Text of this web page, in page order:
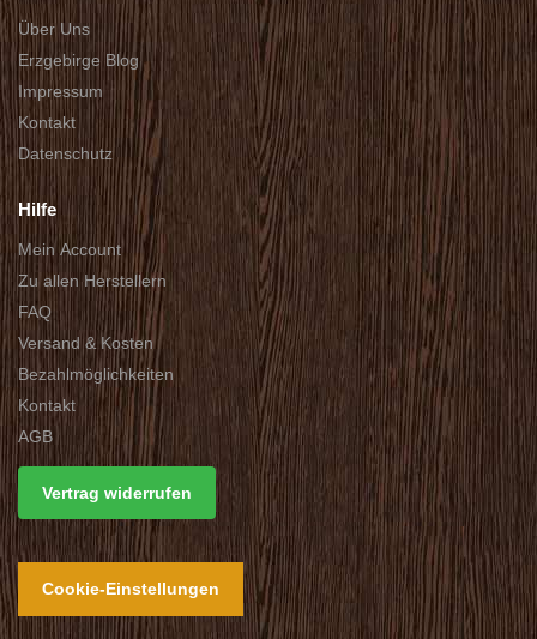
Über Uns
Erzgebirge Blog
Impressum
Kontakt
Datenschutz
Hilfe
Mein Account
Zu allen Herstellern
FAQ
Versand & Kosten
Bezahlmöglichkeiten
Kontakt
AGB
Vertrag widerrufen
Cookie-Einstellungen